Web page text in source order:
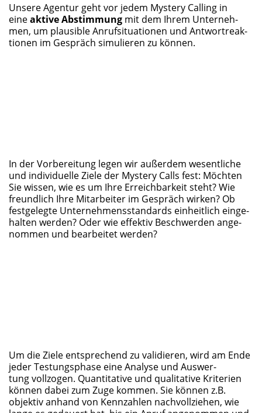
Unse­re Agen­tur geht vor jedem Mys­tery Cal­ling in
eineakti­ve Abstim­mung mit dem Ihrem Unter­neh­
men, um plau­si­ble Anruf­si­tua­tio­nen und Ant­wort­re­ak­
tio­nen im Gespräch simu­lie­ren zu können.
In der Vor­be­rei­tung legen wir außer­dem wesent­li­che
und indi­vi­du­el­le Zie­le der Mys­tery Calls fest: Möch­ten
Sie wis­sen, wie es um Ihre Erreich­bar­keit steht? Wie
freund­lich Ihre Mit­ar­bei­ter im Gespräch wir­ken? Ob
fest­ge­leg­te Unter­neh­mens­stan­dards ein­heit­lich ein­ge­
hal­ten wer­den? Oder wie effek­tiv Beschwer­den ange­
nom­men und bear­bei­tet werden?
Um die Zie­le ent­spre­chend zu vali­die­ren, wird am Ende
jeder Tes­tungs­pha­se eine Ana­ly­se und Aus­wer­
tung voll­zo­gen. Quan­ti­ta­ti­ve und qua­li­ta­ti­ve Kri­te­ri­en
kön­nen dabei zum Zuge kom­men. Sie kön­nen z.B.
objek­tiv anhand von Kenn­zah­len nach­voll­zie­hen, wie